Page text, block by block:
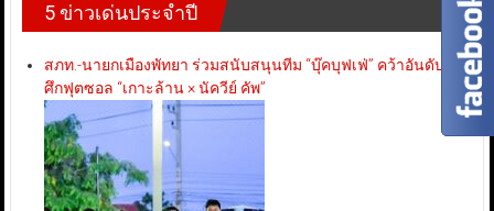
5 ข่าวเด่นประจำปี
สภท.-นายกเมืองพัทยา ร่วมสนับสนุนทีม “บุ๊คบุฟเฟ่” คว้าอันดับ 3
ศึกฟุตซอล “เกาะล้าน × นัควีย์ คัพ”